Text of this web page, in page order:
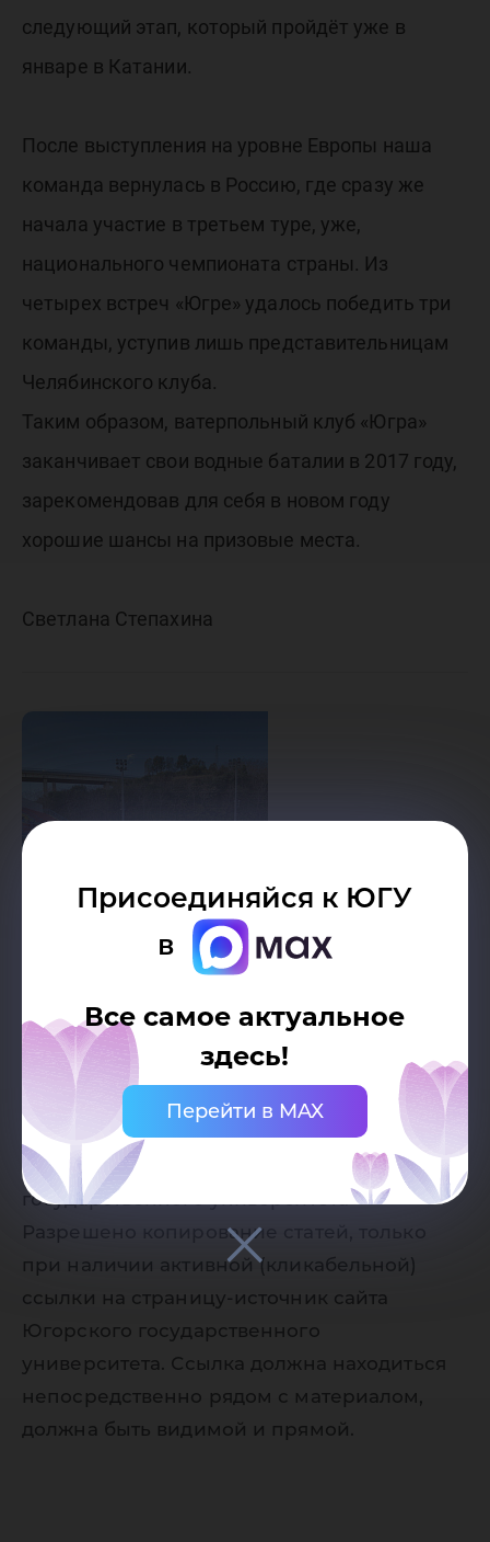
Присоединяйся к ЮГУ
в
Все самое актуальное
здесь!
Перейти в MAX
следующий этап, который пройдёт уже в
январе в Катании.
После выступления на уровне Европы наша
команда вернулась в Россию, где сразу же
начала участие в третьем туре, уже,
национального чемпионата страны. Из
четырех встреч «Югре» удалось победить три
команды, уступив лишь представительницам
Челябинского клуба.
Таким образом, ватерпольный клуб «Югра»
заканчивает свои водные баталии в 2017 году,
зарекомендовав для себя в новом году
хорошие шансы на призовые места.
Светлана Степахина
Дата публикации:
Автор:
Пресс-служба Югорского
государственного университета
Разрешено копирование статей, только
при наличии активной (кликабельной)
ссылки на страницу-источник сайта
Югорского государственного
университета. Ссылка должна находиться
непосредственно рядом с материалом,
должна быть видимой и прямой.